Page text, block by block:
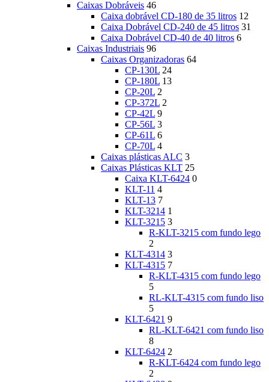
Caixas Dobráveis 46
Caixa dobrável CD-180 de 35 litros 12
Caixa Dobrável CD-240 de 45 litros 31
Caixa Dobrável CD-40 de 40 litros 6
Caixas Industriais 96
Caixas Organizadoras 64
CP-130L 24
CP-180L 13
CP-20L 2
CP-372L 2
CP-42L 9
CP-56L 3
CP-61L 6
CP-70L 4
Caixas plásticas ALC 3
Caixas Plásticas KLT 25
Caixa KLT-6424 0
KLT-11 4
KLT-13 7
KLT-3214 1
KLT-3215 3
R-KLT-3215 com fundo lego
2
KLT-4314 3
KLT-4315 7
R-KLT-4315 com fundo lego
5
RL-KLT-4315 com fundo liso
5
KLT-6421 9
RL-KLT-6421 com fundo liso
8
KLT-6424 2
R-KLT-6424 com fundo lego
2